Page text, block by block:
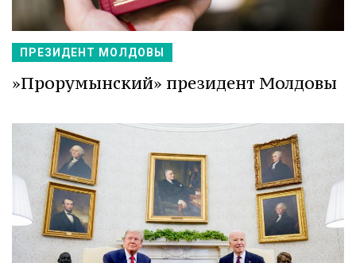
ПРЕЗИДЕНТ МОЛДОВЫ
»Прорумынский» президент Молдовы